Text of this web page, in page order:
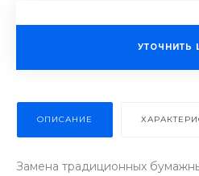
УТОЧНИТЬ
ОПИСАНИЕ
Замена традиционных